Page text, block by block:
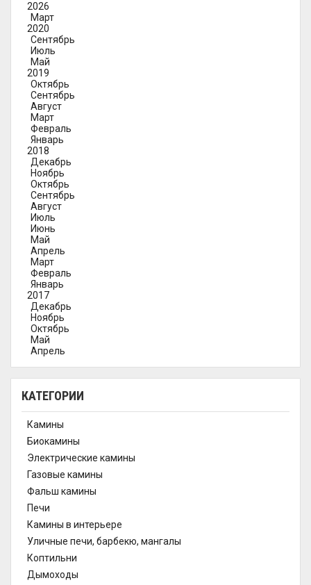
2026
Март
2020
Сентябрь
Июль
Май
2019
Октябрь
Сентябрь
Август
Март
Февраль
Январь
2018
Декабрь
Ноябрь
Октябрь
Сентябрь
Август
Июль
Июнь
Май
Апрель
Март
Февраль
Январь
2017
Декабрь
Ноябрь
Октябрь
Май
Апрель
КАТЕГОРИИ
Камины
Биокамины
Электрические камины
Газовые камины
Фальш камины
Печи
Камины в интерьере
Уличные печи, барбекю, мангалы
Коптильни
Дымоходы